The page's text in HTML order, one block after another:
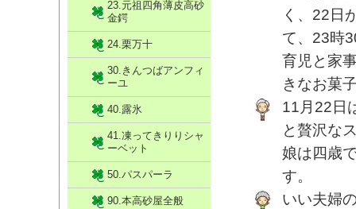
く、22日
て、23時
育児と家
きなお菓
11月22日
と贅沢な
娘は四歳
す。
いい夫婦
23.元祖四角薄皮高砂
金鍔
24.栗万十
30.きんつばアンフィ
ーユ
40.露氷
41.凍ってきりりシャ
ーベット
50.パスパーラ
90.本高砂屋全般